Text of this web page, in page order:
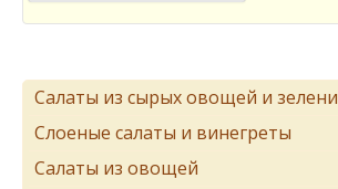
Салаты из сырых овощей и зелени
Слоеные салаты и винегреты
Салаты из овощей